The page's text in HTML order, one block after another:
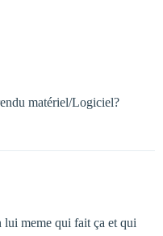
matériel/Logiciel?
lui meme qui fait ça et qui